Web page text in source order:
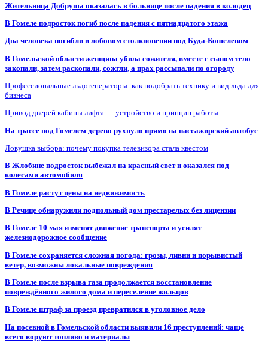
Жительница Добруша оказалась в больнице после падения в колодец
В Гомеле подросток погиб после падения с пятнадцатого этажа
Два человека погибли в лобовом столкновении под Буда-Кошелевом
В Гомельской области женщина убила сожителя, вместе с сыном тело
закопали, затем раскопали, сожгли, а прах рассыпали по огороду
Профессиональные льдогенераторы: как подобрать технику и вид льда для
бизнеса
Привод дверей кабины лифта — устройство и принцип работы
На трассе под Гомелем дерево рухнуло прямо на пассажирский автобус
Ловушка выбора: почему покупка телевизора стала квестом
В Жлобине подросток выбежал на красный свет и оказался под
колесами автомобиля
В Гомеле растут цены на недвижимость
В Речице обнаружили подпольный дом престарелых без лицензии
В Гомеле 10 мая изменят движение транспорта и усилят
железнодорожное сообщение
В Гомеле сохраняется сложная погода: грозы, ливни и порывистый
ветер, возможны локальные повреждения
В Гомеле после взрыва газа продолжается восстановление
повреждённого жилого дома и переселение жильцов
В Гомеле штраф за проезд превратился в уголовное дело
На посевной в Гомельской области выявили 16 преступлений: чаще
всего воруют топливо и материалы